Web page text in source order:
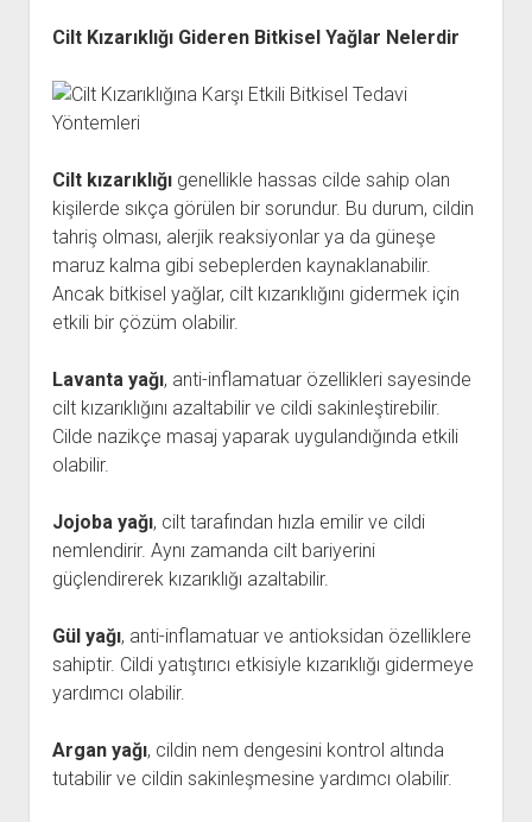
Cilt Kızarıklığı Gideren Bitkisel Yağlar Nelerdir
Cilt kızarıklığıgenellikle hassas cilde sahip olan
kişilerde sıkça görülen bir sorundur. Bu durum, cildin
tahriş olması, alerjik reaksiyonlar ya da güneşe
maruz kalma gibi sebeplerden kaynaklanabilir.
Ancak bitkisel yağlar, cilt kızarıklığını gidermek için
etkili bir çözüm olabilir.
Lavanta yağı, anti-inflamatuar özellikleri sayesinde
cilt kızarıklığını azaltabilir ve cildi sakinleştirebilir.
Cilde nazikçe masaj yaparak uygulandığında etkili
olabilir.
Jojoba yağı, cilt tarafından hızla emilir ve cildi
nemlendirir. Aynı zamanda cilt bariyerini
güçlendirerek kızarıklığı azaltabilir.
Gül yağı, anti-inflamatuar ve antioksidan özelliklere
sahiptir. Cildi yatıştırıcı etkisiyle kızarıklığı gidermeye
yardımcı olabilir.
Argan yağı, cildin nem dengesini kontrol altında
tutabilir ve cildin sakinleşmesine yardımcı olabilir.